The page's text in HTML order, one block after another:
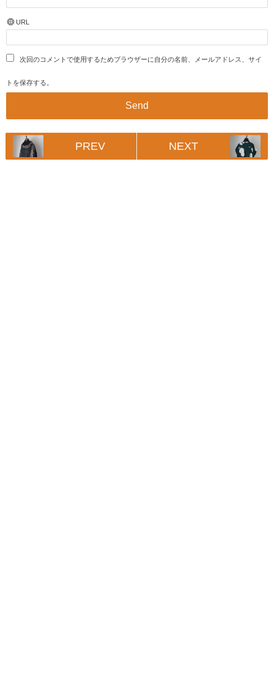
URL
次回のコメントで使用するためブラウザーに自分の名前、メールアドレス、サイ
トを保存する。
PREV NEXT